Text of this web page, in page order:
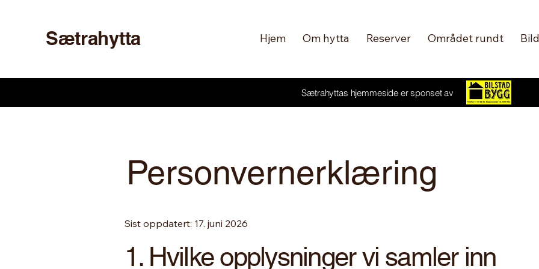
Sætrahytta Hjem Om hytta Reserver Området rundt
Sætrahyttas hjemmeside er sponset av
Personvernerklæring
Sist oppdatert: 17. juni 2026
1. Hvilke opplysninger vi samler inn